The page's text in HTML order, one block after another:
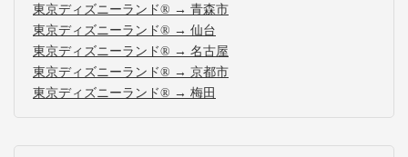
東京ディズニーランド® → 青森市
東京ディズニーランド® → 仙台
東京ディズニーランド® → 名古屋
東京ディズニーランド® → 京都市
東京ディズニーランド® → 梅田